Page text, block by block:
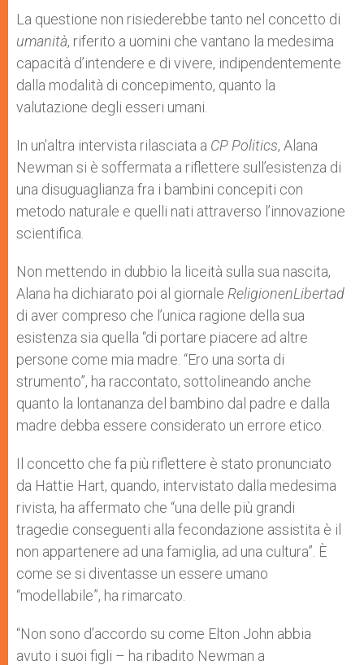
La questione non risiederebbe tanto nel concetto di
umanità, riferito a uomini che vantano la medesima
capacità d’intendere e di vivere, indipendentemente
dalla modalità di concepimento, quanto la
valutazione degli esseri umani.
In un’altra intervista rilasciata a CP Politics, Alana
Newman si è soffermata a riflettere sull’esistenza di
una disuguaglianza fra i bambini concepiti con
metodo naturale e quelli nati attraverso l’innovazione
scientifica.
Non mettendo in dubbio la liceità sulla sua nascita,
Alana ha dichiarato poi al giornale ReligionenLibertad
di aver compreso che l’unica ragione della sua
esistenza sia quella “di portare piacere ad altre
persone come mia madre. “Ero una sorta di
strumento”, ha raccontato, sottolineando anche
quanto la lontananza del bambino dal padre e dalla
madre debba essere considerato un errore etico.
Il concetto che fa più riflettere è stato pronunciato
da Hattie Hart, quando, intervistato dalla medesima
rivista, ha affermato che “una delle più grandi
tragedie conseguenti alla fecondazione assistita è il
non appartenere ad una famiglia, ad una cultura”. È
come se si diventasse un essere umano
“modellabile”, ha rimarcato.
“Non sono d’accordo su come Elton John abbia
avuto i suoi figli – ha ribadito Newman a